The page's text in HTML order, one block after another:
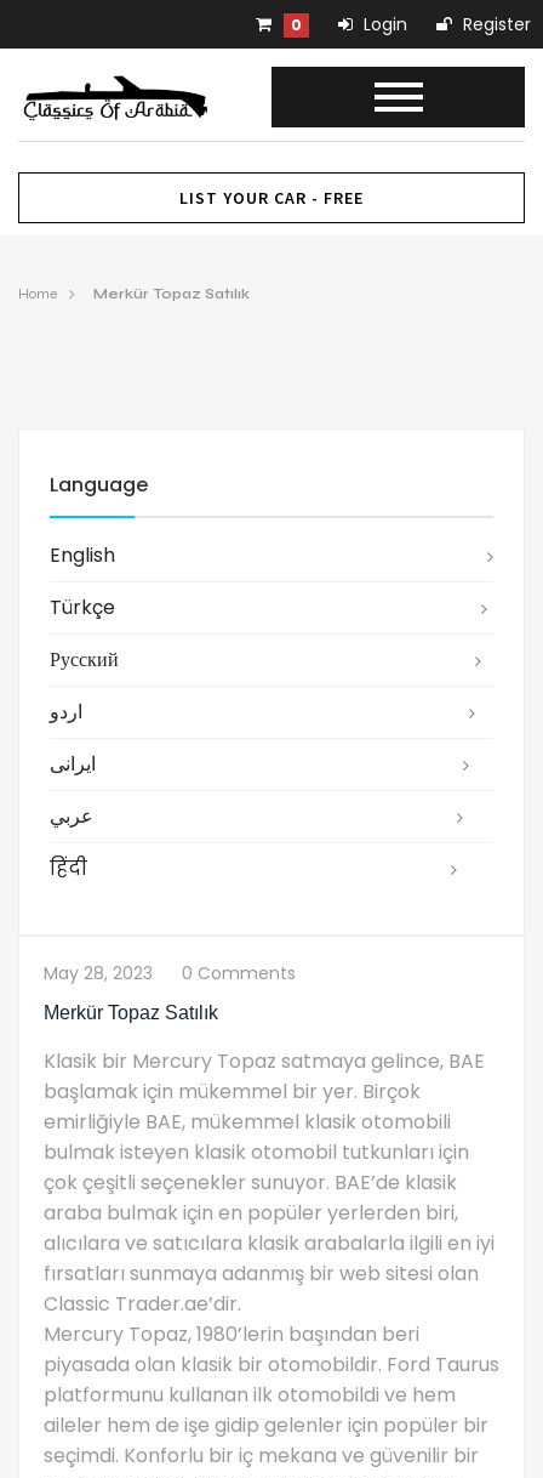
0 Login Register
LIST YOUR CAR - FREE
Home Merkür Topaz Satılık
Language
English
Türkçe
Русский
اردو
ایرانی
عربي
हिंदी
May 28, 2023 0 Comments
Merkür Topaz Satılık
Klasik bir Mercury Topaz satmaya gelince, BAE
başlamak için mükemmel bir yer. Birçok
emirliğiyle BAE, mükemmel klasik otomobili
bulmak isteyen klasik otomobil tutkunları için
çok çeşitli seçenekler sunuyor. BAE’de klasik
araba bulmak için en popüler yerlerden biri,
alıcılara ve satıcılara klasik arabalarla ilgili en iyi
fırsatları sunmaya adanmış bir web sitesi olan
Classic Trader.ae’dir.
Mercury Topaz, 1980’lerin başından beri
piyasada olan klasik bir otomobildir. Ford Taurus
platformunu kullanan ilk otomobildi ve hem
aileler hem de işe gidip gelenler için popüler bir
seçimdi. Konforlu bir iç mekana ve güvenilir bir